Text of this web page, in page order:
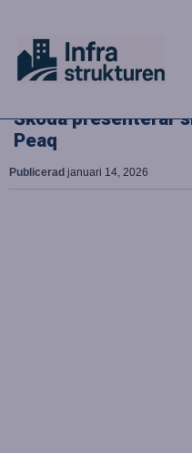
Škoda presenterar
Peaq
Publicerad januari 14, 2026